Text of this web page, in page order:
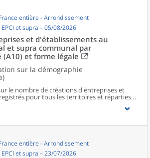
entière - Arrondissement
et supra – 05/08/2026
et d'établissements au
et supra communal par
et forme légale
sur la démographie
le nombre de créations d'entreprises et
pour tous les territoires et réparties
et la forme légale.
entière - Arrondissement
et supra – 23/07/2026